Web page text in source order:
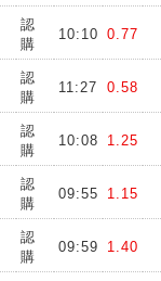
認
購
10:10 0.77
認
購
11:27 0.58
認
購
10:08 1.25
認
購
09:55 1.15
認
購
09:59 1.40